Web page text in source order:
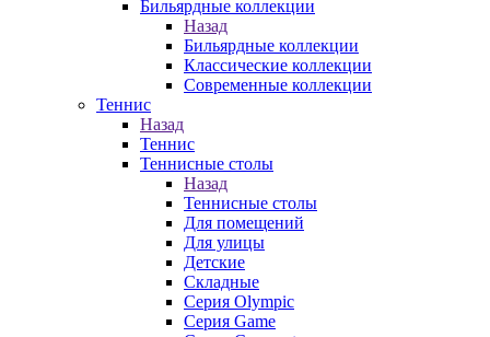
Бильярдные коллекции
Назад
Бильярдные коллекции
Классические коллекции
Современные коллекции
Теннис
Назад
Теннис
Теннисные столы
Назад
Теннисные столы
Для помещений
Для улицы
Детские
Складные
Серия Olympic
Серия Game